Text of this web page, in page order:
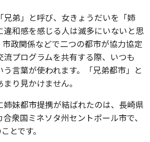
兄弟」と呼び、女きょうだいを「姉
違和感を感じる人は滅多にいないと思
市政関係などで二つの都市が協力協定
流プログラムを共有する際、いつも
う言葉が使われます。「兄弟都市」と
り見かけません。
姉妹都市提携が結ばれたのは、長崎県
衆国ミネソタ州セントポール市で、
とです。